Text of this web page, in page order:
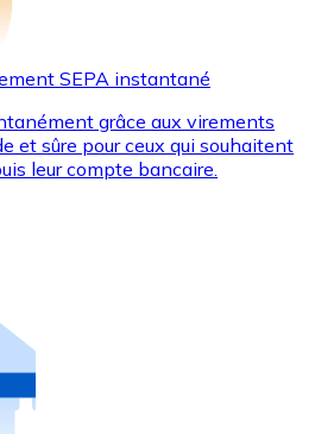
SEPA instantané
grâce aux virements
et sûre pour ceux qui souhaitent
leur compte bancaire.